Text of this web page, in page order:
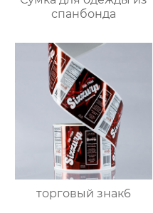
спанбонда
торговый знак6